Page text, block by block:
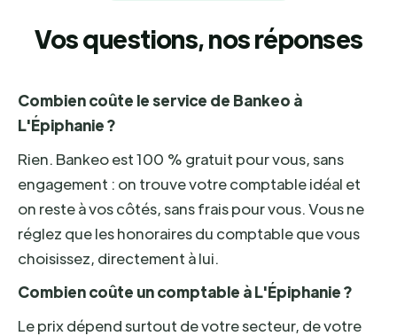
Vos questions, nos réponses
Combien coûte le service de Bankeo à
L'Épiphanie ?
Rien. Bankeo est 100 % gratuit pour vous, sans
engagement : on trouve votre comptable idéal et
on reste à vos côtés, sans frais pour vous. Vous ne
réglez que les honoraires du comptable que vous
choisissez, directement à lui.
Combien coûte un comptable à L'Épiphanie ?
Le prix dépend surtout de votre secteur, de votre